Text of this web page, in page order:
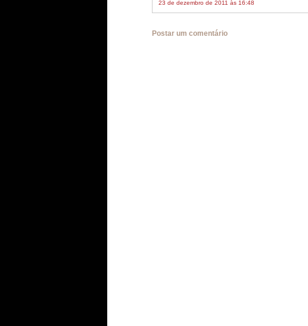
23 de dezembro de 2011 às 16:48
Postar um comentário